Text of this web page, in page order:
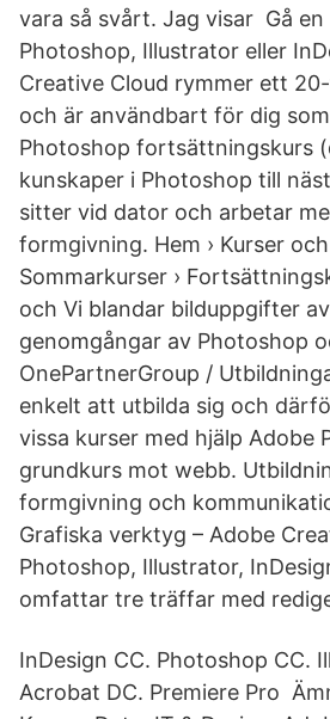
vara så svårt. Jag visar Gå
Photoshop, Illustrator eller
Creative Cloud rymmer ett
och är användbart för dig
Photoshop fortsättningskurs
kunskaper i Photoshop till
sitter vid dator och arbetar
formgivning. Hem › Kurser
Sommarkurser ›
och Vi blandar bilduppgifter
genomgångar av Photoshop
OnePartnerGroup /
enkelt att utbilda sig och
vissa kurser med hjälp Adobe
grundkurs mot webb.
formgivning och
Grafiska verktyg – Adobe
Photoshop, Illustrator,
omfattar tre träffar med
InDesign CC. Photoshop CC.
Acrobat DC. Premiere Pro